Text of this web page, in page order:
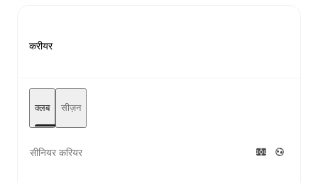
करीयर
क्लब सीज़न
सीनियर करियर